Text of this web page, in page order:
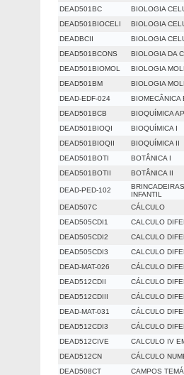
DEAD501BC
BIOLOGIA
DEAD501BIOCELI
BIOLOGIA
DEADBCII
BIOLOGIA
DEAD501BCONS
BIOLOGIA DA
DEAD501BIOMOL
BIOLOGIA
DEAD501BM
BIOLOGIA
DEAD-EDF-024
BIOMECÂNICA
DEAD501BCB
BIOQUÍMICA
DEAD501BIOQI
BIOQUÍMICA I
DEAD501BIOQII
BIOQUÍMICA II
DEAD501BOTI
BOTÂNICA I
DEAD501BOTII
BOTÂNICA II
DEAD-PED-102
INFANTIL
DEAD507C
CÁLCULO
DEAD505CDI1
CALCULO
DEAD505CDI2
CALCULO
DEAD505CDI3
CALCULO
DEAD-MAT-026
CÁLCULO
DEAD512CDII
CÁLCULO
DEAD512CDIII
CÁLCULO
DEAD-MAT-031
CÁLCULO
DEAD512CDI3
CÁLCULO
DEAD512CIVE
CALCULO IV
DEAD512CN
CÁLCULO
DEAD508CT
CAMPOS